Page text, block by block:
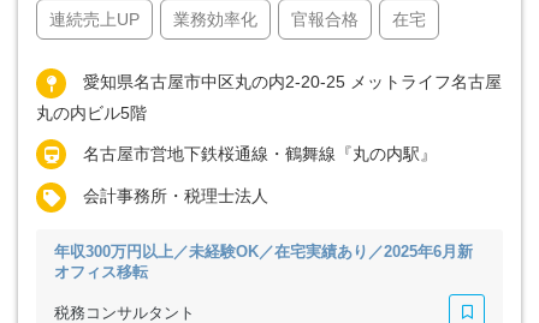
連続売上UP 業務効率化 官報合格 在宅
愛知県名古屋市中区丸の内2-20-25 メットライフ名古屋
丸の内ビル5階
名古屋市営地下鉄桜通線・鶴舞線『丸の内駅』
会計事務所・税理士法人
年収300万円以上／未経験OK／在宅実績あり／2025年6月新
オフィス移転
税務コンサルタント